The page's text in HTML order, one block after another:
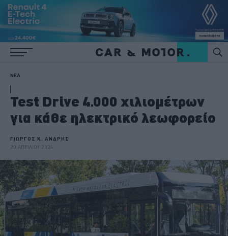
ΝΕΑ
Test Drive 4.000 χιλιομέτρων
για κάθε ηλεκτρικό λεωφορείο
ΓΙΩΡΓΟΣ Κ. ΑΝΔΡΗΣ
20 ΑΠΡΙΛΙΟΥ 2024